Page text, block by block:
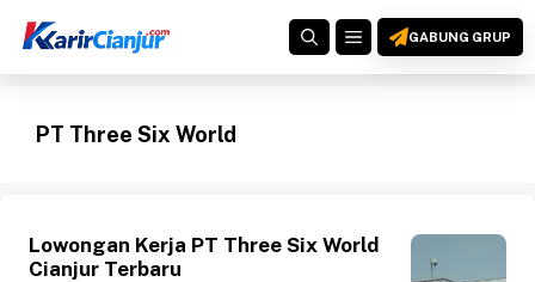
MENUGABUNG GRUP
PT Three Six World
Lowongan Kerja PT Three Six World
Cianjur Terbaru